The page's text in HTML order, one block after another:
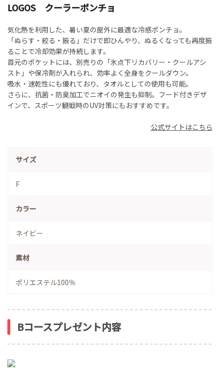
LOGOS クーラーポンチョ
気化熱を利用した、暑い夏の屋外に最適な冷感ポンチョ。
「ぬらす・絞る・振る」だけで即ひんやり、ぬるくなっても再度振
ることで冷却効果が持続します。
首元のポケットには、別売りの「氷点下リカバリー・クールアシ
スト」や保冷剤が入れられ、効率よく全身をクールダウン。
吸水・速乾性にも優れており、タオルとしての使用も可能。
さらに、抗菌・防臭加工でニオイの発生も抑制。フード付きデザ
インで、スポーツ観戦時のUV対策にもおすすめです。
公式サイトはこちら
サイズ
F
カラー
ネイビー
素材
ポリエステル100％
Bコースプレゼント内容